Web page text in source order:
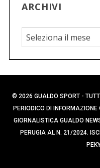
ARCHIVI
A
r
c
h
i
v
i
© 2026 GUALDO SPORT -
PERIODICO DI
GIORNALISTICA GUALDO
PERUGIA AL N. 21/2024.